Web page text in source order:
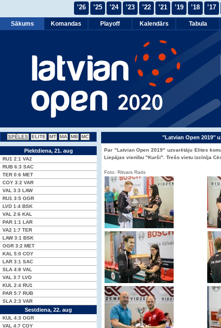
’17
’18
’19
’21
’22
’23
’24
’25
’26
Sākums Komandas Playoff Kalendārs Tabula
SPĒLES ELITE MT MA MB MC
Piektdiena, 21. aug
RU1 2:1 VA2
RUB 6:3 SAC
TER 0:6 MET
COY 3:2 VAR
VAL 3:3 LAW
RU1 3:5 OGR
LVD 1:4 BSK
VAL 2:6 KAL
PAR 1:1 LAR
VA2 1:7 TER
LAW 3:1 BSK
OGR 3:2 MET
KAL 5:0 COY
LAR 3:1 SAC
SLA 4:8 VAL
VAL 3:7 LVD
KUL 2:4 RU1
PAR 5:7 RUB
SLA 2:3 VAR
Sestdiena, 22. aug
KUL 4:3 OGR
VAL 4:7 COY
"Latvian Open 2019"
Par "Latvian Open 2019" uzvarētāju Elites
Liepājas vienību "Kurši". Trešo vietu izcīnīja
Foto: Ritvars Raits